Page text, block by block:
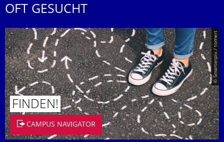
OFT GESUCHT
© Smarterpix / tomert
FINDEN!
CAMPUS NAVIGATOR